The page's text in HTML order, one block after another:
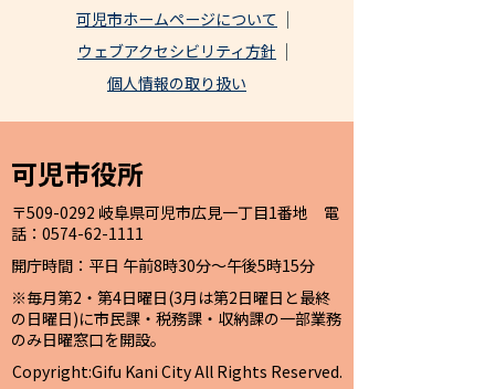
可児市ホームページについて
ウェブアクセシビリティ方針
個人情報の取り扱い
可児市役所
〒509-0292 岐阜県可児市広見一丁目1番地 電
話：0574-62-1111
開庁時間：平日 午前8時30分～午後5時15分
※毎月第2・第4日曜日(3月は第2日曜日と最終
の日曜日)に市民課・税務課・収納課の一部業務
のみ日曜窓口を開設。
Copyright:Gifu Kani City All Rights Reserved.